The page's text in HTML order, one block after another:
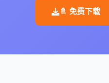
🚿 免费下载